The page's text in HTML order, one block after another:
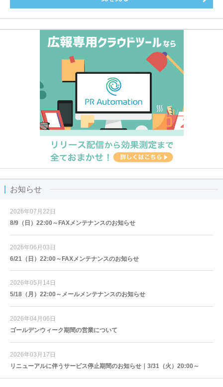
お知らせ
2026年07月22日
8/9（日）22:00～FAXメンテナンスのお知らせ
2026年06月03日
6/21（日）22:00～FAXメンテナンスのお知らせ
2026年05月14日
5/18（月）22:00～メールメンテナンスのお知らせ
2026年04月06日
ゴールデンウィーク期間の営業について
2026年03月17日
リニューアルに伴うサービス停止期間のお知らせ｜3/31（火）20:00～